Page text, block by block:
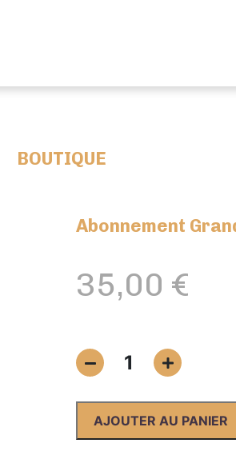
BOUTIQUE
Abonnement
35,00 €
quantité
de
Grande
Faune
1
AJOUTER AU PANIER